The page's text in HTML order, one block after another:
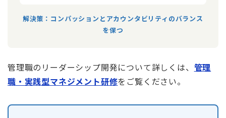
解決策：コンパッションとアカウンタビリティのバランス
を保つ
管理職のリーダーシップ開発について詳しくは、 管理
職・実践型マネジメント研修をご覧ください。